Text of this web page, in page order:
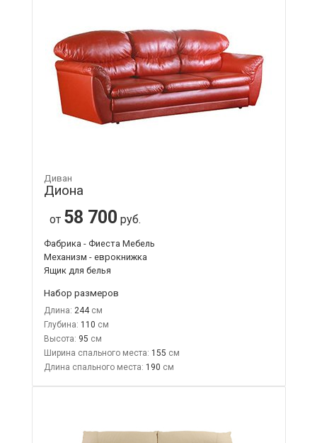
Диван
Диона
от 58 700 руб.
Фабрика - Фиеста Мебель
Механизм - еврокнижка
Ящик для белья
Набор размеров
Длина: 244
Глубина: 110
Высота: 95
Ширина спального места: 155
Длина спального места: 190